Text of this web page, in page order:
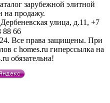
зарубежной элитной
на продажу.
улица, д.11, +7
88 66
Все права защищены. При
с homes.ru гиперссылка на
обязательна!